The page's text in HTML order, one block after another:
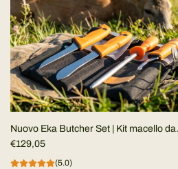
Nuovo Eka Butcher Set | Kit macello da
campo
€129,05
(5.0)